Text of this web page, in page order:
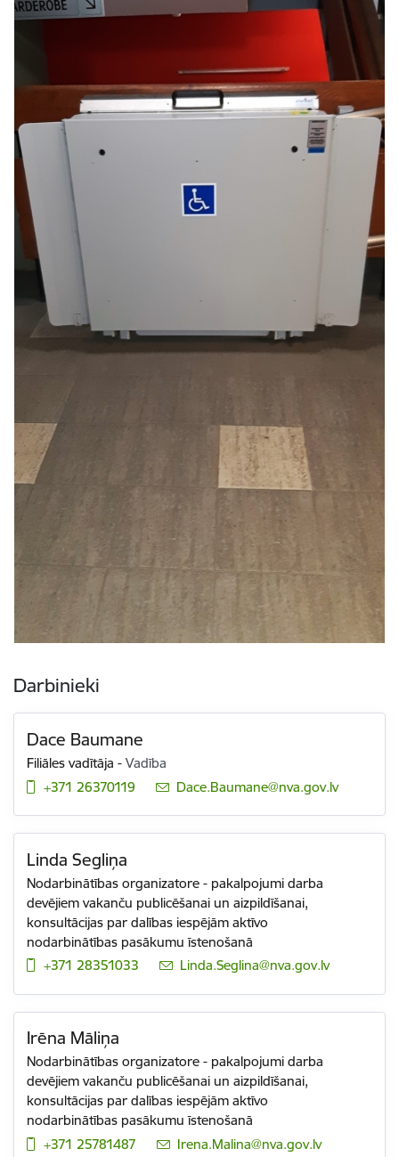
Darbinieki
Dace Baumane
Filiāles vadītāja -Vadība
+371 26370119
E-pasts:
Dace.Baumane@nva.gov.lv
Linda Segliņa
Nodarbinātības organizatore - pakalpojumi darba
devējiem vakanču publicēšanai un aizpildīšanai,
konsultācijas par dalības iespējām aktīvo
nodarbinātības pasākumu īstenošanā
+371 28351033
E-pasts:
Linda.Seglina@nva.gov.lv
Irēna Māliņa
Nodarbinātības organizatore - pakalpojumi darba
devējiem vakanču publicēšanai un aizpildīšanai,
konsultācijas par dalības iespējām aktīvo
nodarbinātības pasākumu īstenošanā
+371 25781487
E-pasts:
Irena.Malina@nva.gov.lv